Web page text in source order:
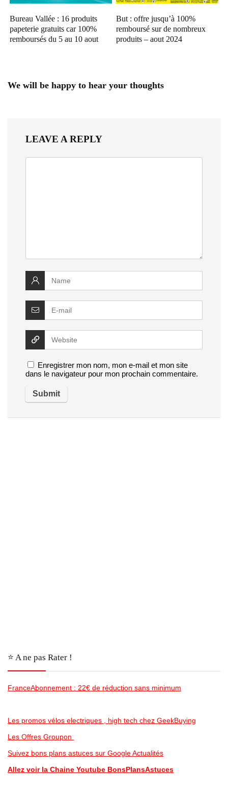
Bureau Vallée : 16 produits
papeterie gratuits car 100%
remboursés du 5 au 10 aout
But : offre jusqu’à 100%
remboursé sur de nombreux
produits – aout 2024
We will be happy to hear your thoughts
LEAVE A REPLY
Enregistrer mon nom, mon e-mail et mon site
dans le navigateur pour mon prochain commentaire.
⭐️ A ne pas Rater !
FranceAbonnement : 22€ de réduction sans minimum
Les promos vélos electriques , high tech chez GeekBuying
Les Offres Groupon
Suivez bons plans astuces sur Google Actualités
Allez voir la Chaine Youtube BonsPlansAstuces